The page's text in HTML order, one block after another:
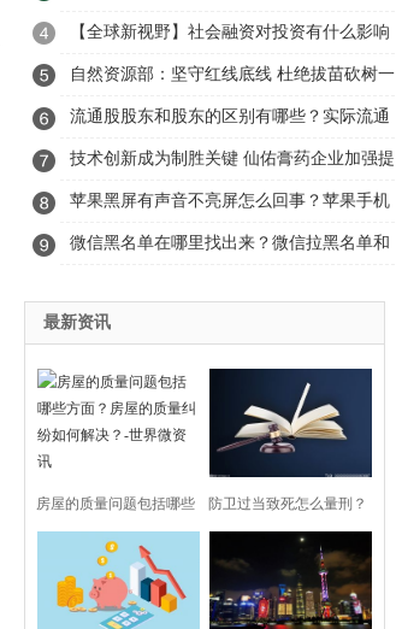
些有什么特征？
【全球新视野】社会融资对投资有什么影响
吗？m2和社融的区别是什么？
自然资源部：坚守红线底线 杜绝拔苗砍树一
刀切
流通股股东和股东的区别有哪些？实际流通
股增加是什么意思？ 环球信息
技术创新成为制胜关键 仙佑膏药企业加强提
升竞争力-今亮点
苹果黑屏有声音不亮屏怎么回事？苹果手机
黑屏了怎么恢复？
微信黑名单在哪里找出来？微信拉黑名单和
最新资讯
房屋的质量问题包括哪些
方面？房屋的质量纠纷如
何解决？-世界微资讯
防卫过当致死怎么量刑？
防卫过当认定标准是怎样
的？-当前热文